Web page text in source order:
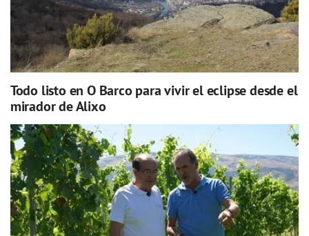
Todo listo en O Barco para vivir el eclipse desde el
mirador de Alixo